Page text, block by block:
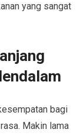
yang sangat
bagi
Makin lama